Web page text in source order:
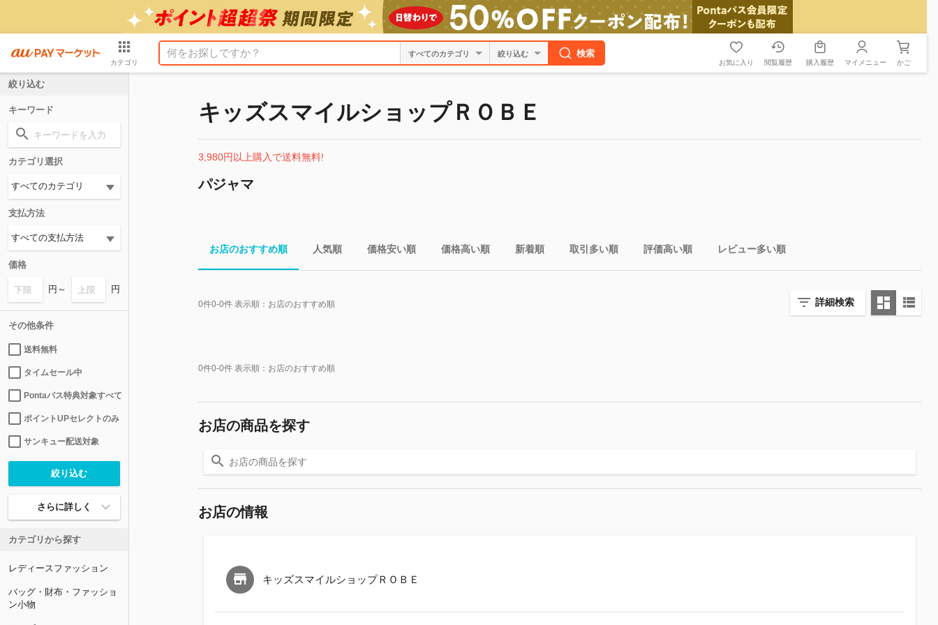
カテゴリ
絞り込む 検索
お気に入り 閲覧履歴 購入履歴 マイメニュー かご
キッズスマイルショップＲＯＢＥ
3,980円以上購入で送料無料!
パジャマ
お店のおすすめ順 人気順 価格安い順 価格高い順 新着順 取引多い順 評価高い順 レビュー多い順
詳細検索
0件0-0件 表示順： お店のおすすめ順
0件0-0件 表示順： お店のおすすめ順
お店の商品を探す
お店の情報
キッズスマイルショップＲＯＢＥ
絞り込む
キーワード
カテゴリ選択
支払方法
価格
円～ 円
その他条件
送料無料
タイムセール中
Pontaパス特典対象すべて
ポイントUPセレクトのみ
サンキュー配送対象
さらに詳しく
カテゴリから探す
レディースファッション
バッグ・財布・ファッショ
ン小物